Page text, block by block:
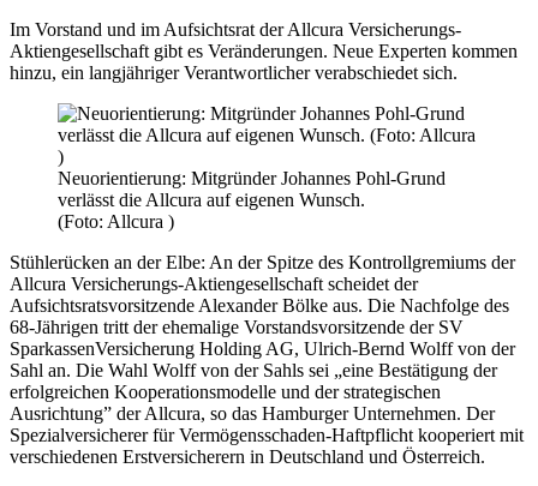
Im Vorstand und im Aufsichtsrat der Allcura Versicherungs-
Aktiengesellschaft gibt es Veränderungen. Neue Experten kommen
hinzu, ein langjähriger Verantwortlicher verabschiedet sich.
Neuorientierung: Mitgründer Johannes Pohl-Grund
verlässt die Allcura auf eigenen Wunsch.
(Foto: Allcura )
Stühlerücken an der Elbe: An der Spitze des Kontrollgremiums der
Allcura Versicherungs-Aktiengesellschaft scheidet der
Aufsichtsratsvorsitzende Alexander Bölke aus. Die Nachfolge des
68-Jährigen tritt der ehemalige Vorstandsvorsitzende der SV
SparkassenVersicherung Holding AG, Ulrich-Bernd Wolff von der
Sahl an. Die Wahl Wolff von der Sahls sei „eine Bestätigung der
erfolgreichen Kooperationsmodelle und der strategischen
Ausrichtung” der Allcura, so das Hamburger Unternehmen. Der
Spezialversicherer für Vermögensschaden-Haftpflicht kooperiert mit
verschiedenen Erstversicherern in Deutschland und Österreich.